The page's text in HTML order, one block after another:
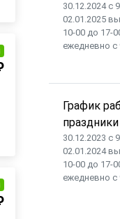
30.12.2024 с
02.01.2025
10-00 до 17-
ежедневно с
График
30.12.2023 с
02.01.2024
10-00 до 17-
ежедневно с